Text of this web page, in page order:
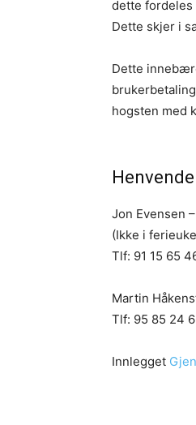
dette fordeles
Dette skjer i
Dette
hogsten med
Jon Evensen
(Ikke i
Tlf: 91 15 65
Martin
Tlf: 95 85 24
Innlegget